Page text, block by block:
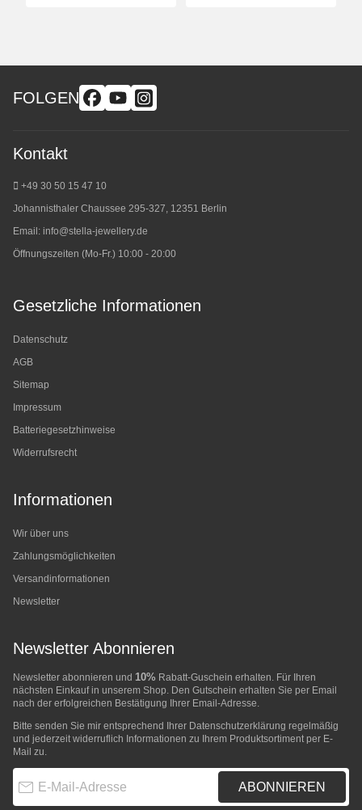
FOLGEN
Kontakt
+49 30 50 15 47 10
Johannisthaler Chaussee 295-327, 12351 Berlin
Email: info@stella-jewellery.de
Öffnungszeiten (Mo-Fr.) 10:00 - 20:00
Gesetzliche Informationen
Datenschutz
AGB
Sitemap
Impressum
Batteriegesetzhinweise
Widerrufsrecht
Informationen
Wir über uns
Zahlungsmöglichkeiten
Versandinformationen
Newsletter
Newsletter Abonnieren
Newsletter abonnieren und 10% Rabatt-Guschein erhalten. Für Ihren
nächsten Einkauf in unserem Shop. Den Gutschein erhalten Sie per Email
nach der erfolgreichen Bestätigung Ihrer Email-Adresse.
Bitte senden Sie mir entsprechend Ihrer Datenschutzerklärung regelmäßig
und jederzeit widerruflich Informationen zu Ihrem Produktsortiment per E-
Mail zu.
ABONNIEREN